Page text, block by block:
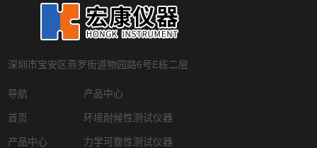
深圳市宝安区燕罗街道物园路6号E栋二层
导航
首页
产品中心
产品中心
环境耐候性测试仪器
力学可靠性测试仪器